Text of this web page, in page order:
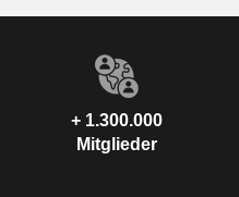
+ 1.300.000
Mitglieder